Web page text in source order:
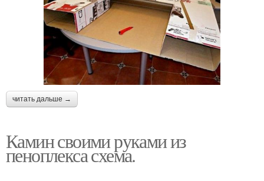
читать дальше →
Камин своими руками из
пеноплекса схема.